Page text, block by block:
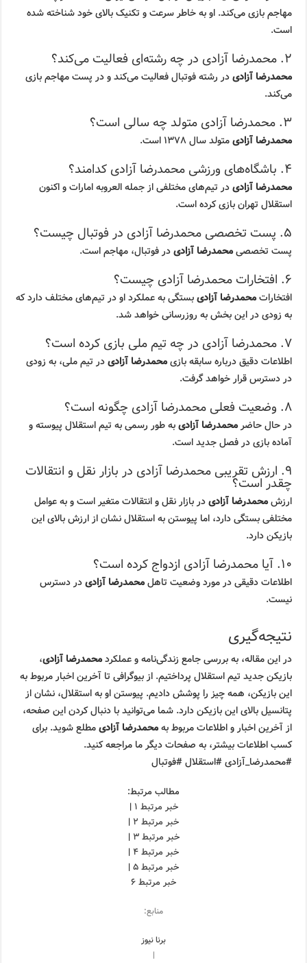
مهاجم بازی می‌کند. او به خاطر سرعت و تکنیک بالای خود شناخته شده
است.
۲. محمدرضا آزادی در چه رشته‌ای فعالیت می‌کند؟
محمدرضا آزادیدر رشته فوتبال فعالیت می‌کند و در پست مهاجم بازی
می‌کند.
۳. محمدرضا آزادی متولد چه سالی است؟
محمدرضا آزادیمتولد سال ۱۳۷۸ است.
۴. باشگاه‌های ورزشی محمدرضا آزادی کدامند؟
محمدرضا آزادیدر تیم‌های مختلفی از جمله العروبه امارات و اکنون
استقلال تهران بازی کرده است.
۵. پست تخصصی محمدرضا آزادی در فوتبال چیست؟
پست تخصصیمحمدرضا آزادیدر فوتبال، مهاجم است.
۶. افتخارات محمدرضا آزادی چیست؟
افتخاراتمحمدرضا آزادیبستگی به عملکرد او در تیم‌های مختلف دارد که
به زودی در این بخش به روزرسانی خواهد شد.
۷. محمدرضا آزادی در چه تیم ملی بازی کرده است؟
اطلاعات دقیق درباره سابقه بازیمحمدرضا آزادیدر تیم ملی، به زودی
در دسترس قرار خواهد گرفت.
۸. وضعیت فعلی محمدرضا آزادی چگونه است؟
در حال حاضرمحمدرضا آزادیبه طور رسمی به تیم استقلال پیوسته و
آماده بازی در فصل جدید است.
۹. ارزش تقریبی محمدرضا آزادی در بازار نقل و انتقالات
چقدر است؟
ارزشمحمدرضا آزادیدر بازار نقل و انتقالات متغیر است و به عوامل
مختلفی بستگی دارد، اما پیوستن به استقلال نشان از ارزش بالای این
بازیکن دارد.
۱۰. آیا محمدرضا آزادی ازدواج کرده است؟
اطلاعات دقیقی در مورد وضعیت تاهلمحمدرضا آزادیدر دسترس
نیست.
نتیجه‌گیری
در این مقاله، به بررسی جامع زندگی‌نامه و عملکردمحمدرضا آزادی،
بازیکن جدید تیم استقلال پرداختیم. از بیوگرافی تا آخرین اخبار مربوط به
این بازیکن، همه چیز را پوشش دادیم. پیوستن او به استقلال، نشان از
پتانسیل بالای این بازیکن دارد. شما می‌توانید با دنبال کردن این صفحه،
از آخرین اخبار و اطلاعات مربوط بهمحمدرضا آزادیمطلع شوید. برای
کسب اطلاعات بیشتر، به صفحات دیگر ما مراجعه کنید.
#محمدرضا_آزادی #استقلال #فوتبال
مطالب مرتبط:
خبر مرتبط ۱
|
خبر مرتبط ۲
|
خبر مرتبط ۳ |
خبر مرتبط ۴
|
خبر مرتبط ۵
|
خبر مرتبط ۶
منابع:
برنا نیوز
|